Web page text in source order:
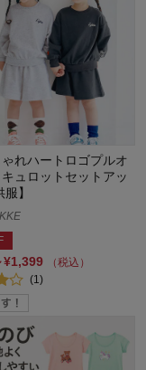
れハートロゴプルオ
ュロットセットアッ
】
¥1,399
（税込）
(1)